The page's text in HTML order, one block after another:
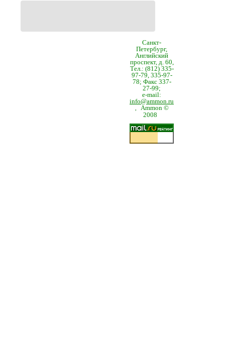
Санкт-
Петербург,
Английский
проспект, д. 60,
Тел.: (812) 335-
97-79, 335-97-
78; Факс 337-
27-99;
e-mail:
info@ammon.ru
Ammon ©
2008